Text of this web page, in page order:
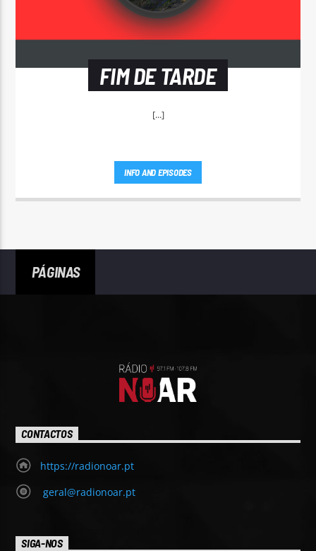
FIM DE TARDE
[...]
INFO AND EPISODES
PÁGINAS
CONTACTOS
https://radionoar.pt
geral@radionoar.pt
SIGA-NOS